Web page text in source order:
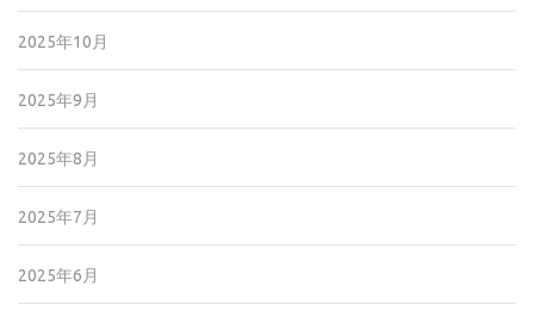
2025年10月
2025年9月
2025年8月
2025年7月
2025年6月